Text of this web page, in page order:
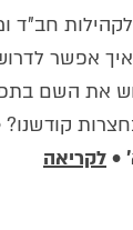
חב"ד
איך אפשר
את השם
קודשנו?
• לקריאה
עצמו': שליח,
באריכות •
סוחפת